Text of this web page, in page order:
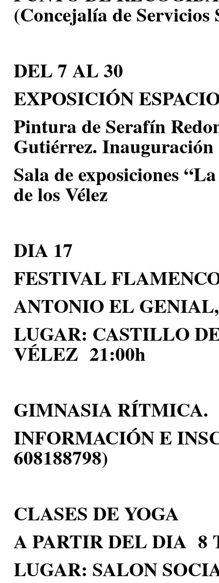
(Concejalía de Servicios
DEL 7 AL 30
EXPOSICIÓN
Pintura de Serafín
Gutiérrez. Inauguración
Sala de exposiciones
de los Vélez
DIA 17
FESTIVAL
ANTONIO EL
LUGAR: CASTILLO
VÉLEZ 21:00h
GIMNASIA RÍTMICA.
INFORMACIÓN E
608188798)
CLASES DE YOGA
A PARTIR DEL DIA 8
LUGAR: SALON